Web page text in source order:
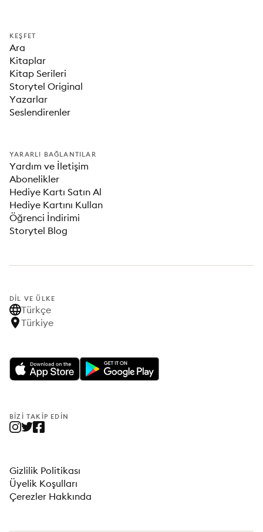
KEŞFET
Ara
Kitaplar
Kitap Serileri
Storytel Original
Yazarlar
Seslendirenler
YARARLI BAĞLANTILAR
Yardım ve İletişim
Abonelikler
Hediye Kartı Satın Al
Hediye Kartını Kullan
Öğrenci İndirimi
Storytel Blog
DIL VE ÜLKE
Türkçe
Türkiye
BIZI TAKIP EDIN
Gizlilik Politikası
Üyelik Koşulları
Çerezler Hakkında